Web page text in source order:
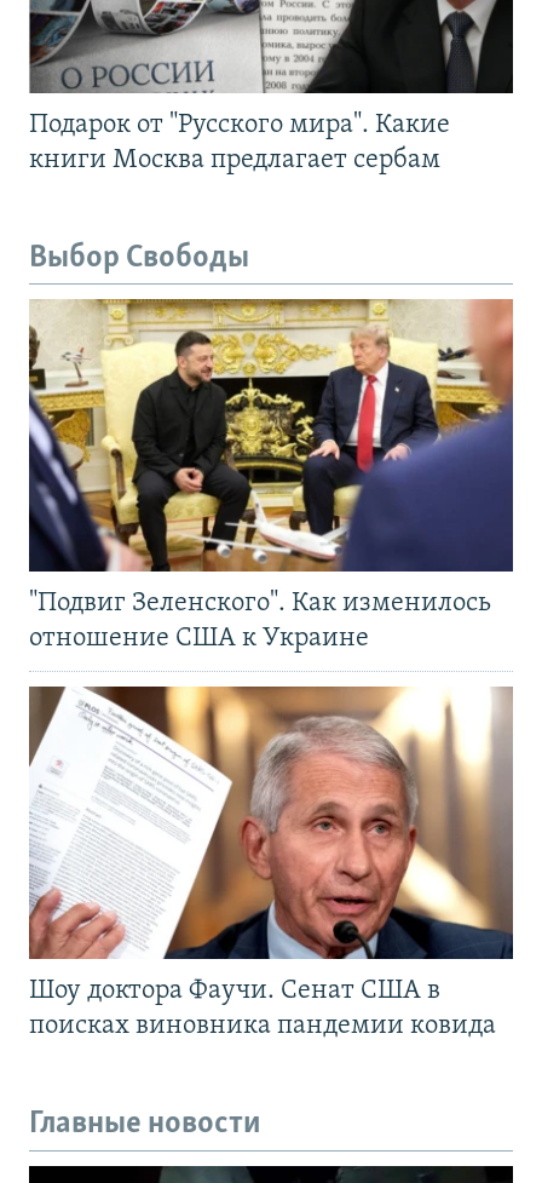
Подарок от "Русского мира". Какие
книги Москва предлагает сербам
Выбор Свободы
"Подвиг Зеленского". Как изменилось
отношение США к Украине
Шоу доктора Фаучи. Сенат США в
поисках виновника пандемии ковида
Главные новости